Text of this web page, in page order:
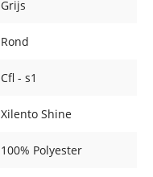
Grijs
Rond
Cfl - s1
Xilento Shine
100% Polyester